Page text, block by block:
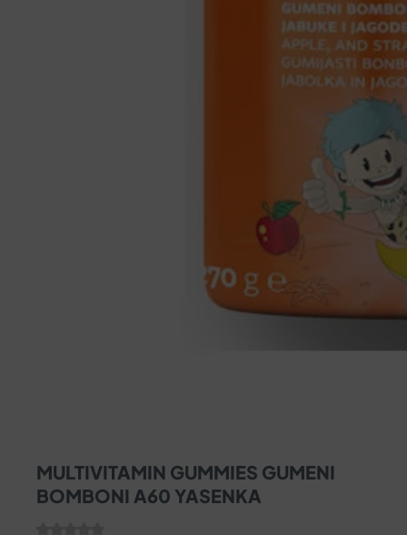
MULTIVITAMIN GUMMIES GUMENI
BOMBONI A60 YASENKA